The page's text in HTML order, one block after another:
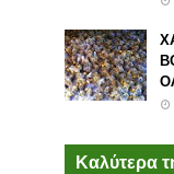
Καλύτερα